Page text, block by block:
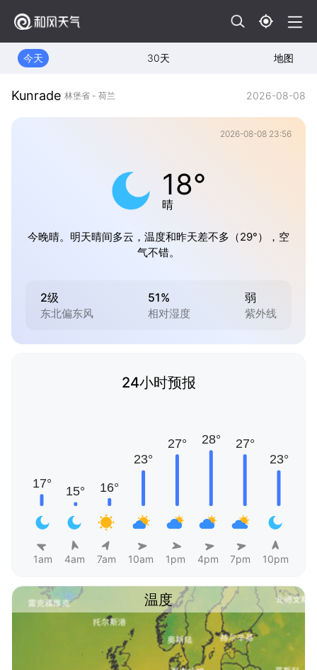
今天 30天 地图
Kunrade 林堡省 - 荷兰 2026-08-08
2026-08-08 23:56
18°
晴
今晚晴。明天晴间多云，温度和昨天差不多（29°），空
气不错。
2级
东北偏东风
51%
相对湿度
弱
紫外线
24小时预报
1am 4am 7am 10am 1pm 4pm 7pm 10pm
温度